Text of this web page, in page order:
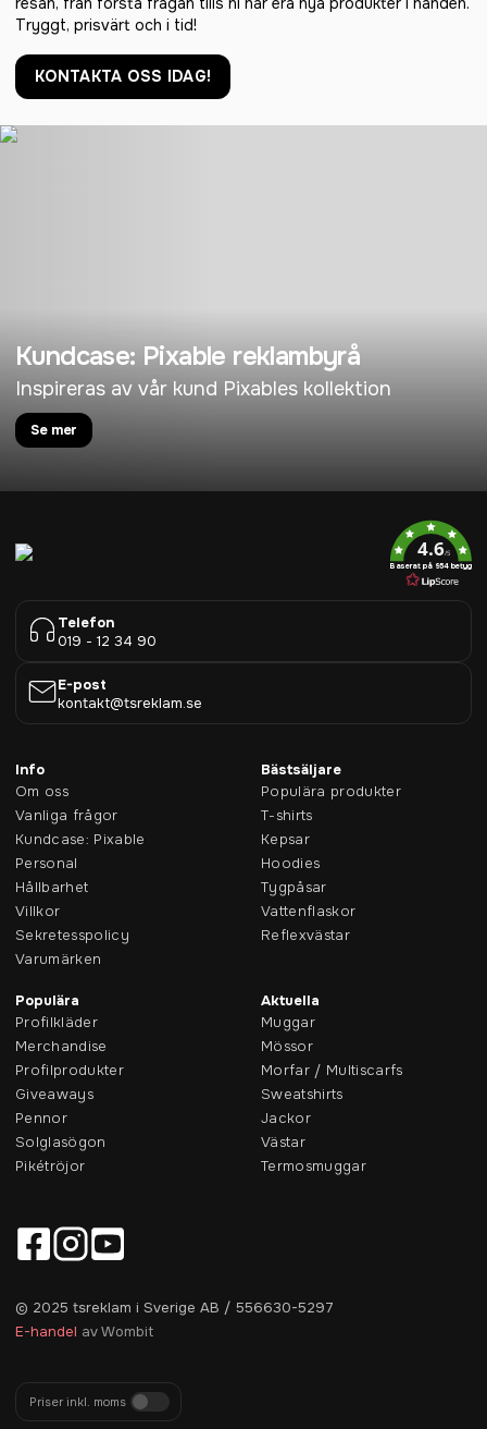
Tryggt, prisvärt och i tid!
KONTAKTA OSS IDAG!
Kundcase: Pixable reklambyrå
Inspireras av vår kund Pixables kollektion
Se mer
4.6/5
Baserat på 954 betyg
Telefon
019 - 12 34 90
E-post
kontakt@tsreklam.se
Info
Om oss
Vanliga frågor
Kundcase: Pixable
Personal
Hållbarhet
Villkor
Sekretesspolicy
Varumärken
Bästsäljare
Populära produkter
T-shirts
Kepsar
Hoodies
Tygpåsar
Vattenflaskor
Reflexvästar
Populära
Profilkläder
Merchandise
Profilprodukter
Giveaways
Pennor
Solglasögon
Pikétröjor
Aktuella
Muggar
Mössor
Morfar / Multiscarfs
Sweatshirts
Jackor
Västar
Termosmuggar
© 2025 tsreklam i Sverige AB / 556630-5297
E-handel av Wombit
Priser inkl. moms